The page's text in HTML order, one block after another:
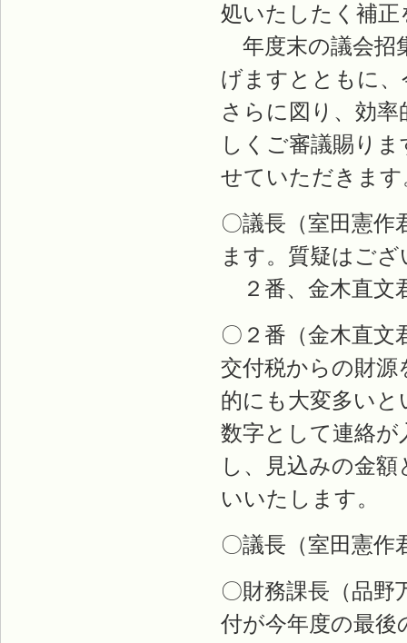
処いたしたく補
年度末の議会招
げますとともに
さらに図り、効
しくご審議賜り
せていただきます
〇議長（室田憲
ます。質疑はご
２番、金木直文
〇２番（金木直
交付税からの財
的にも大変多い
数字として連絡
し、見込みの金
いいたします。
〇議長（室田憲
〇財務課長（品
付が今年度の最